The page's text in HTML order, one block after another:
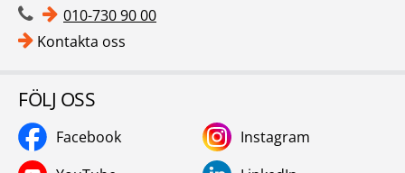
010-730 90 00
Kontakta oss
FÖLJ OSS
Facebook
Instagram